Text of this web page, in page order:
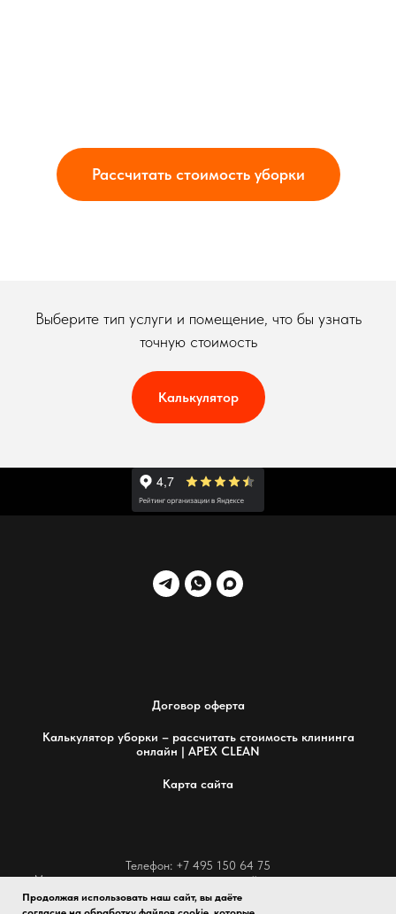
Рассчитать стоимость уборки
Продолжая использовать наш сайт, вы даёте
Выберите тип услуги и помещение, что бы узнать
точную стоимость
Калькулятор
Договор оферта
Калькулятор уборки – рассчитать стоимость клининга
онлайн | APEX CLEAN
Карта сайта
Телефон: +7 495 150 64 75
Мы стремимся к совершенству в каждой детали и гордимся
предоставлением исключительных услуг по уборке,
превосходящих ожидания клиентов.